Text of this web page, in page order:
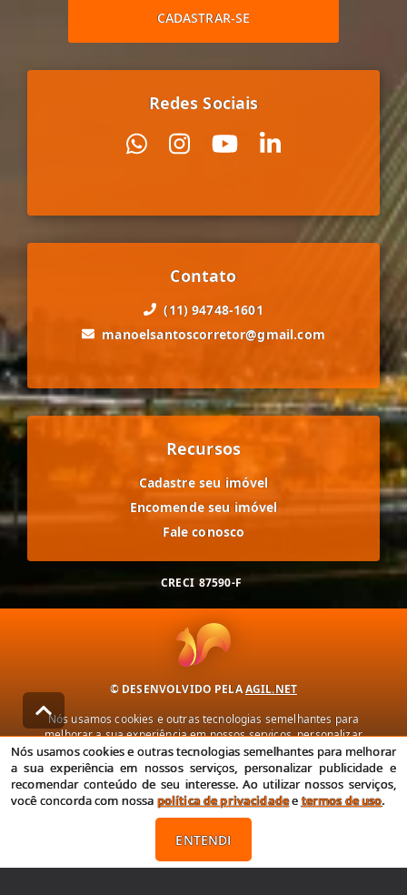
CADASTRAR-SE
Redes Sociais
Contato
(11) 94748-1601
manoelsantoscorretor@gmail.com
Recursos
Cadastre seu imóvel
Encomende seu imóvel
Fale conosco
CRECI 87590-F
© DESENVOLVIDO PELAAGIL.NET
Nós usamos cookies e outras tecnologias semelhantes para
melhorar a sua experiência em nossos serviços, personalizar
publicidade e recomendar conteúdo de seu interesse. Ao utilizar
nossos serviços, você concorda com nossa política de privacidade e
termos de uso.
Política de Privacidade Termos de uso
Nós usamos cookies e outras tecnologias semelhantes para melhorar
a sua experiência em nossos serviços, personalizar publicidade e
recomendar conteúdo de seu interesse. Ao utilizar nossos serviços,
você concorda com nossa política de privacidadeetermos de uso.
ENTENDI